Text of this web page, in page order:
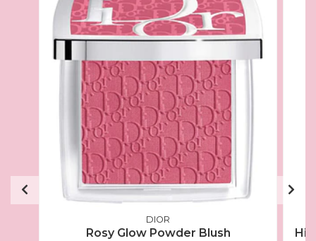
DIOR
Rosy Glow Powder Blush